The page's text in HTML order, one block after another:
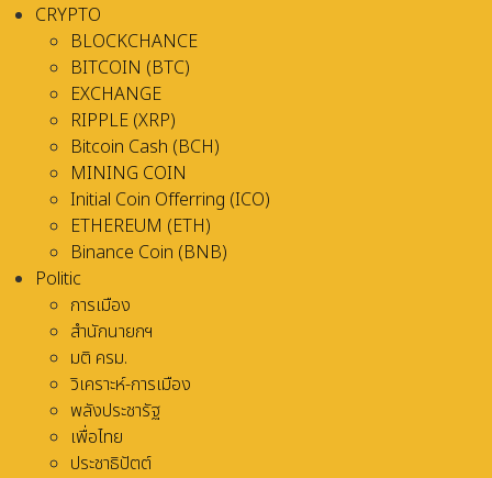
CRYPTO
BLOCKCHANCE
BITCOIN (BTC)
EXCHANGE
RIPPLE (XRP)
Bitcoin Cash (BCH)
MINING COIN
Initial Coin Offerring (ICO)
ETHEREUM (ETH)
Binance Coin (BNB)
Politic
การเมือง
สำนักนายกฯ
มติ ครม.
วิเคราะห์-การเมือง
พลังประชารัฐ
เพื่อไทย
ประชาธิปัตต์